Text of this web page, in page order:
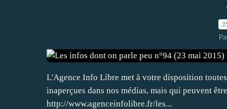
L'Agence Info Libre met à votre disposition
inaperçues dans nos médias, mais qui peuvent
http://www.agenceinfolibre.fr/les...